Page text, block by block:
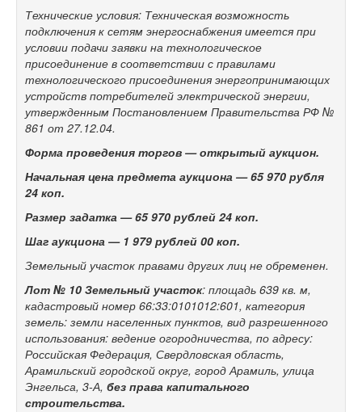
Технические условия: Техническая возможность
подключения к сетям энергоснабжения имеется при
условии подачи заявки на технологическое
присоединение в соответствии с правилами
технологического присоединения энергопринимающих
устройств потребителей электрической энергии,
утвержденным Постановлением Правительства РФ №
861 от 27.12.04.
Форма проведения торгов — открытый аукцион.
Начальная цена предмета аукциона —65 970 рубля
24 коп.
Размер задатка —65 970 рублей 24 коп.
Шаг аукциона — 1 979 рублей 00 коп.
Земельный участок правами других лиц не обременен.
Лот № 10 Земельный участок: площадь 639 кв. м,
кадастровый номер 66:33:0101012:601, категория
земель: земли населенных пунктов, вид разрешенного
использования: ведение огородничества, по адресу:
Российская Федерация, Свердловская область,
Арамильский городской округ, город Арамиль, улица
Энгельса, 3-А, без права капитального
строительства.